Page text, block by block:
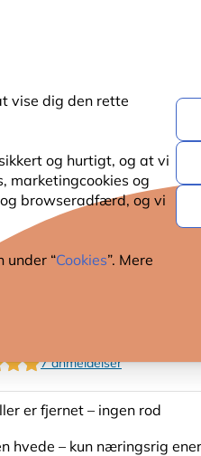
vise dig den rette
og hurtigt, og at vi
marketingcookies og
og browseradfærd, og vi
under “Cookies”. Mere
GAVER
7 anmeldelser
er fjernet – ingen rod
hvede – kun næringsrig